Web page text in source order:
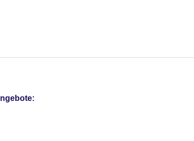
Express, Diners, EC Karte/Maestro
unbewacht: ab 12 EUR, Valet Parking: